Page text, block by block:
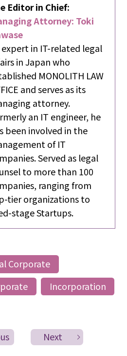
Editor in Chief:
Attorney: Toki
expert in IT-related legal
in Japan who
MONOLITH LAW
and serves as its
attorney.
an IT engineer, he
been involved in the
of IT
Served as legal
to more than 100
ranging from
tier organizations to
stage Startups.
Corporate
Incorporation
Next